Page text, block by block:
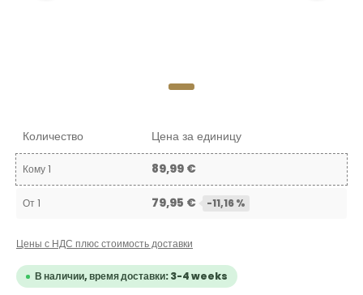
Количество Цена за единицу
Кому1 89,99 €
От1 79,95 € -11,16 %
Цены с НДС плюс стоимость доставки
В наличии, время доставки: 3-4 weeks